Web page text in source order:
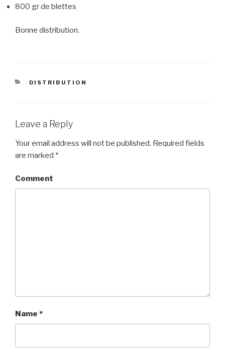
800 gr de blettes
Bonne distribution.
CATEGORIES
DISTRIBUTION
Leave a Reply
Your email address will not be published. Required fields
are marked *
Comment
Name *